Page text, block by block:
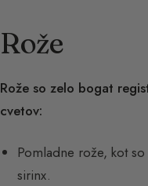
Rože
Rože so zelo bogat
cvetov:
Pomladne rože, kot
sirinx.